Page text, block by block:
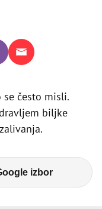
često misli.
biljke
izbor